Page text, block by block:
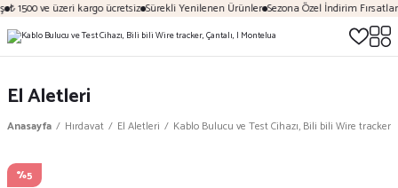
₺ 1500 ve üzeri kargo ücretsiz Sürekli Yenilenen Ürünler Sezona Özel İndirim Fırsatları
El Aletleri
Anasayfa Hırdavat El Aletleri Kablo Bulucu ve Test Cihazı, Bili bili Wire tracker,
%5